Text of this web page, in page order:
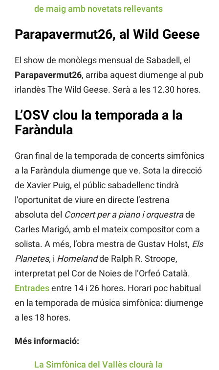
de maig amb novetats rellevants
Parapavermut26, al Wild Geese
El show de monòlegs mensual de Sabadell, el
Parapavermut26, arriba aquest diumenge al pub
irlandès The Wild Geese. Serà a les 12.30 hores.
L’OSV clou la temporada a la
Faràndula
Gran final de la temporada de concerts simfònics
a la Faràndula diumenge que ve. Sota la direcció
de Xavier Puig, el públic sabadellenc tindrà
l’oportunitat de viure en directe l’estrena
absoluta del Concert per a piano i orquestrade
Carles Marigó, amb el mateix compositor com a
solista. A més, l’obra mestra de Gustav Holst, Els
Planetes, i Homelandde Ralph R. Stroope,
interpretat pel Cor de Noies de l’Orfeó Català.
Entradesentre 14 i 26 hores. Horari poc habitual
en la temporada de música simfònica: diumenge
a les 18 hores.
Més informació:
La Simfònica del Vallès clourà la